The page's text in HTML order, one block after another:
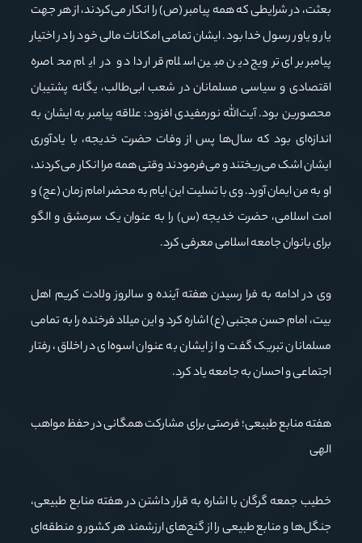
بعثت، در شرایطی که همه پیامبر (ص) را انکار می‌کردند، از هر جهت
یار و یاور رسول خدا بود. ایشان تمامی امکانات مالی خود را در اختیار
پیامبر برای ترویج دین مبین اسلام قرار داد و در ایام محاصره
اقتصادی و سیاسی مسلمانان در شعب ابی‌طالب، یگانه پشتیبان
محصورین بود. آیت‌الله نورمفیدی افزود: علاقه پیامبر به ایشان به
اندازه‌ای بود که سال‌ها پس از وفات حضرت خدیجه، با یادآوری
ایشان اشک می‌ریختند و می‌فرمودند وقتی همه مرا انکار می‌کردند،
او به من ایمان آورد. وی با تسلیت این ایام به محضر امام زمان (عج) و
امت اسلامی، حضرت خدیجه (س) را به عنوان یک سرمشق و الگو
برای بانوان جامعه اسلامی معرفی کرد.
وی در ادامه به فرا رسیدن هفته آینده و سالروز ولادت کریم اهل
بیت، امام حسن مجتبی (ع) اشاره کرد و این میلاد فرخنده را به تمامی
مسلمانان تبریک گفت و از ایشان به عنوان اسوه‌ای در اخلاق، رفتار
اجتماعی و احسان به جامعه یاد کرد.
هفته منابع طبیعی؛ فرصتی برای مشارکت همگانی در حفظ مواهب
الهی
خطیب جمعه گرگان با اشاره به قرار داشتن در هفته منابع طبیعی،
جنگل‌ها و منابع طبیعی را از گنج‌های ارزشمند هر کشور و منطقه‌ای